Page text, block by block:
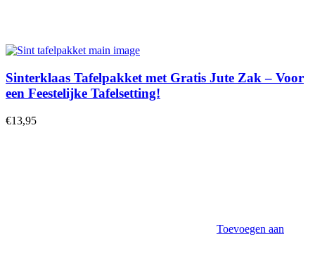
Sinterklaas Tafelpakket met Gratis Jute Zak – Voor
een Feestelijke Tafelsetting!
€13,95
Toevoegen aan